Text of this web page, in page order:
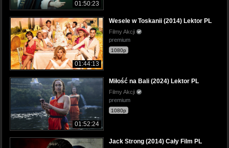
01:50:23
01:44:13
Wesele w Toskanii (2014) Lektor PL
Filmy Akcji
premium
1080p
01:52:24
Miłość na Bali (2024) Lektor PL
Filmy Akcji
premium
1080p
Jack Strong (2014) Cały Film PL